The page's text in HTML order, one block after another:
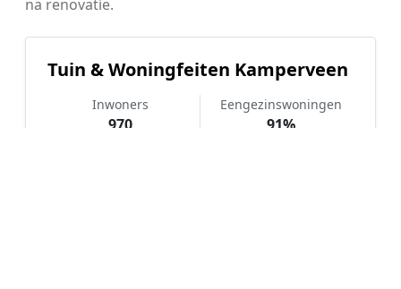
na renovatie.
Tuin & Woningfeiten Kamperveen
Inwoners
970
Eengezinswoningen
91%